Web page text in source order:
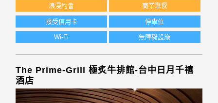
浪漫約會 商業聚餐
接受信用卡 停車位
Wi-Fi 無障礙設施
The Prime-Grill 極炙牛排館-台中日月千禧
酒店